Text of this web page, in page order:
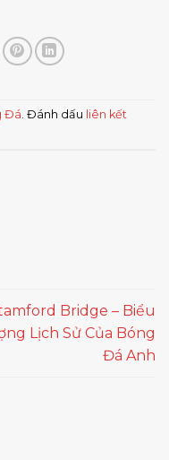
Đá. Đánh dấu liên kết
Bridge – Biểu
Lịch Sử Của Bóng
Đá Anh